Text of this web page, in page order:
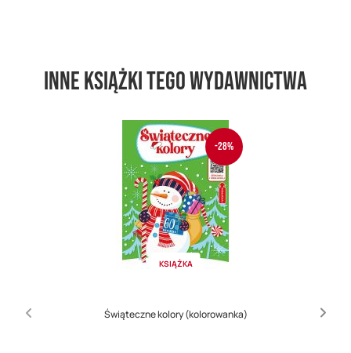
Inne książki tego wydawnictwa
-28%
KSIĄŻKA
Świąteczne kolory (kolorowanka)